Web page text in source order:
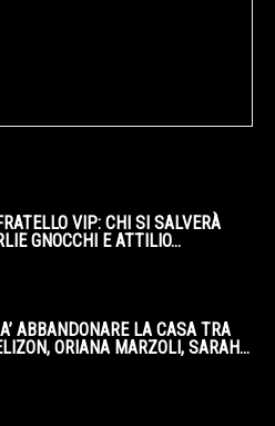
VIP: CHI SI SALVERÀ
GNOCCHI E ATTILIO...
ABBANDONARE LA CASA TRA
ORIANA MARZOLI, SARAH...